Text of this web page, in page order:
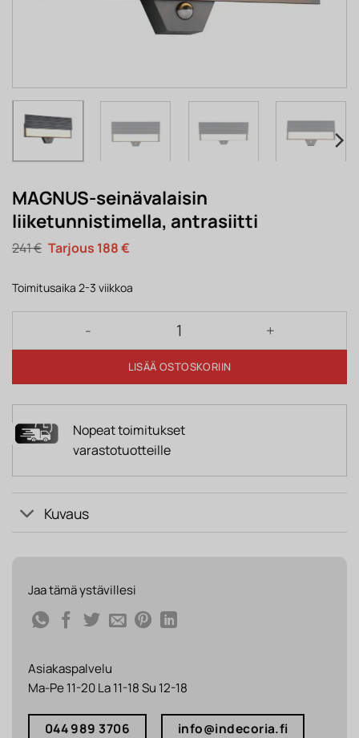
MAGNUS-seinävalaisin
liiketunnistimella, antrasiitti
241€ Alkuperäinen
hinta
241 €.
188€Nykyinen
188 €.
Toimitusaika 2-3 viikkoa
MAGNUS-seinävalaisin liiketunnistimella, antrasiitti
LISÄÄ OSTOSKORIIN
Nopeat toimitukset
varastotuotteille
Kuvaus
Jaa tämä ystävillesi
Asiakaspalvelu
Ma-Pe 11-20 La 11-18 Su 12-18
044 989 3706 info@indecoria.fi